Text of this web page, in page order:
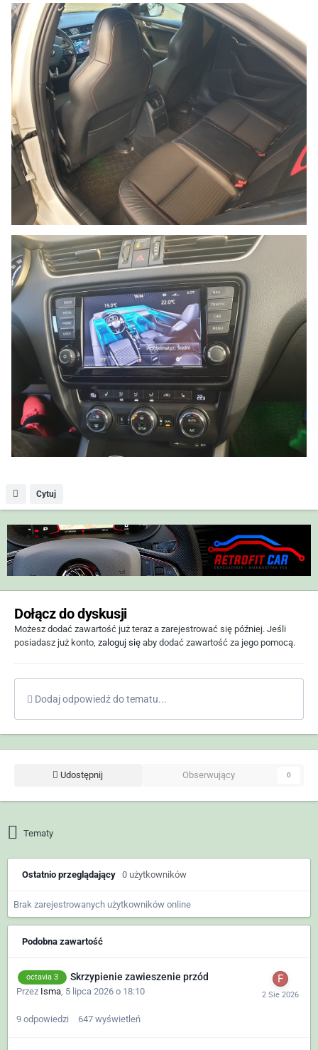
Cytuj
Dołącz do dyskusji
Możesz dodać zawartość już teraz a zarejestrować się później. Jeśli
posiadasz już konto, zaloguj się aby dodać zawartość za jego pomocą.
Dodaj odpowiedź do tematu...
Udostępnij Obserwujący 0
Tematy
Ostatnio przeglądający 0 użytkowników
Brak zarejestrowanych użytkowników online
Podobna zawartość
octavia 3 Skrzypienie zawieszenie przód
Przez Isma, 5 lipca 2026 o 18:10
9 odpowiedzi 647 wyświetleń